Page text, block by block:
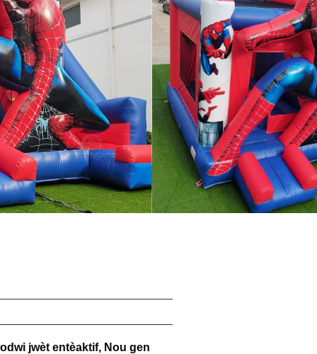
EN14960/EN71/CE
jwèt entèaktif, Nou gen